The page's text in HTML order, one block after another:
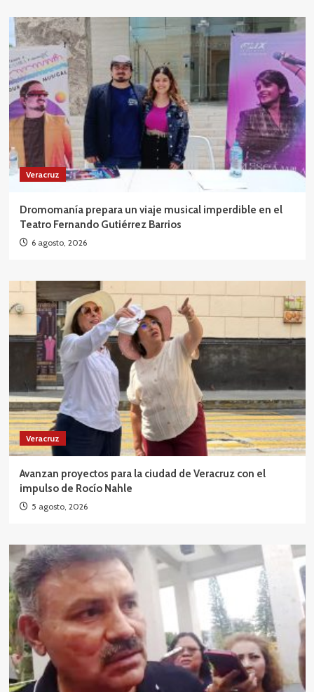
Veracruz
Dromomanía prepara un viaje musical imperdible en el
Teatro Fernando Gutiérrez Barrios
6 agosto, 2026
Veracruz
Avanzan proyectos para la ciudad de Veracruz con el
impulso de Rocío Nahle
5 agosto, 2026